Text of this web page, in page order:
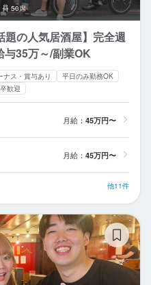
50席
題の人気居酒屋】完全週
与35万～/副業OK
ナス・賞与あり
平日のみ勤務OK
歓迎
月給： 45万円〜
月給： 45万円〜
他11件